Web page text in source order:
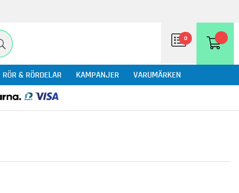
0
RÖR & RÖRDELAR KAMPANJER VARUMÄRKEN